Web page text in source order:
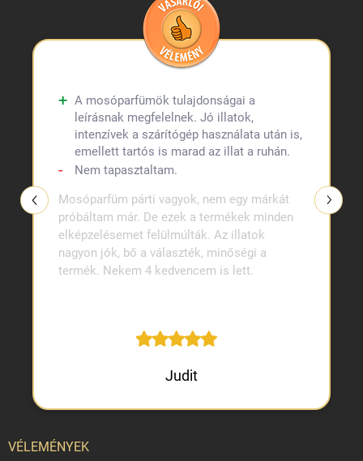
A mosóparfümök tulajdonságai a
leírásnak megfelelnek. Jó illatok,
intenzívek a szárítógép használata után is,
emellett tartós is marad az illat a ruhán.
Nem tapasztaltam.
Mosóparfüm párti vagyok, nem egy márkát
próbáltam már. De ezek a termékek minden
elképzelésemet felülmúlták. Az illatok
nagyon jók, bő a választék, minőségi a
termék. Nekem 4 kedvencem is lett.
Judit
VÉLEMÉNYEK